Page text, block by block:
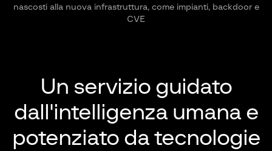
nascosti alla nuova infrastruttura, come impianti, backdoor e
CVE
Un servizio guidato
dall'intelligenza umana e
potenziato da tecnologie